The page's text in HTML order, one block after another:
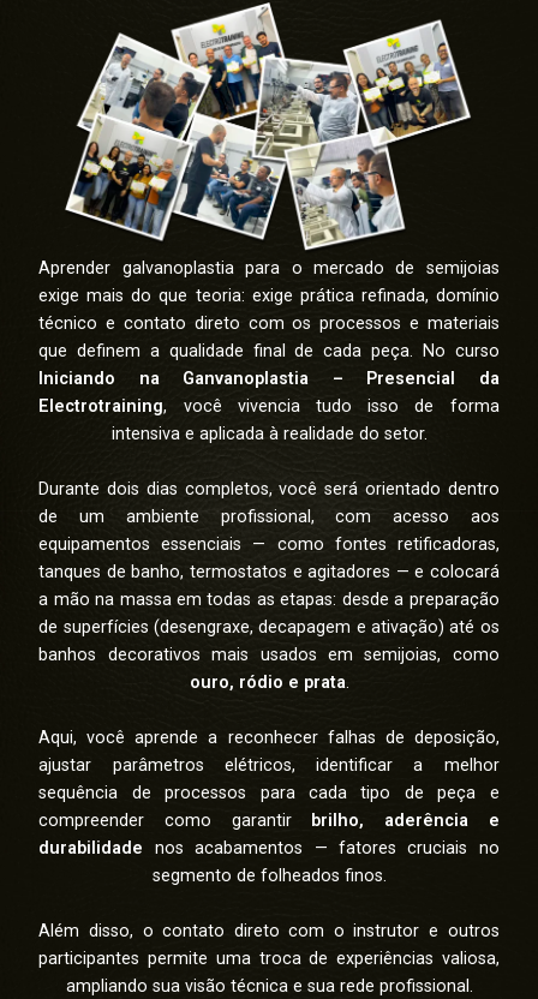
Aprender galvanoplastia para o mercado de semijoias
exige mais do que teoria: exige prática refinada, domínio
técnico e contato direto com os processos e materiais
que definem a qualidade final de cada peça. No curso
Iniciando na Ganvanoplastia – Presencial da
Electrotraining, você vivencia tudo isso de forma
intensiva e aplicada à realidade do setor.
Durante dois dias completos, você será orientado dentro
de um ambiente profissional, com acesso aos
equipamentos essenciais — como fontes retificadoras,
tanques de banho, termostatos e agitadores — e colocará
a mão na massa em todas as etapas: desde a preparação
de superfícies (desengraxe, decapagem e ativação) até os
banhos decorativos mais usados em semijoias, como
ouro, ródio e prata.
Aqui, você aprende a reconhecer falhas de deposição,
ajustar parâmetros elétricos, identificar a melhor
sequência de processos para cada tipo de peça e
compreender como garantir brilho, aderência e
durabilidade nos acabamentos — fatores cruciais no
segmento de folheados finos.
Além disso, o contato direto com o instrutor e outros
participantes permite uma troca de experiências valiosa,
ampliando sua visão técnica e sua rede profissional.